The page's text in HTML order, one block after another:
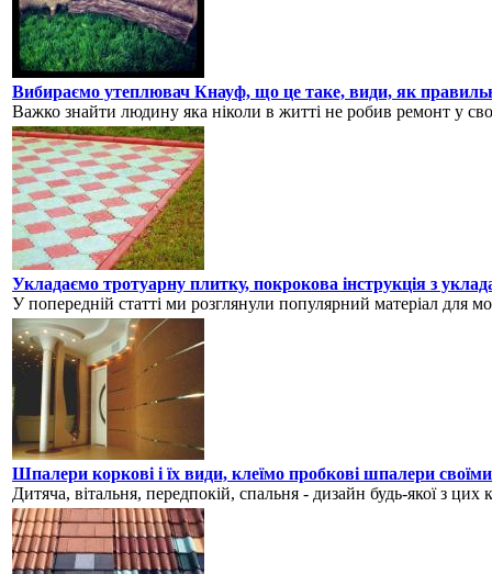
Вибираємо утеплювач Кнауф, що це таке, види, як
Важко знайти людину яка ніколи в житті не робив ремонт у
Укладаємо тротуарну плитку, покрокова інструкція з
У попередній статті ми розглянули популярний матеріал для
Шпалери коркові і їх види, клеїмо пробкові шпалери
Дитяча, вітальня, передпокій, спальня - дизайн будь-якої з